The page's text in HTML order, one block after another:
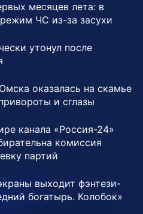
месяцев лета: в
ЧС из-за засухи
утонул после
оказалась на скамье
и сглазы
канала «Россия-24»
комиссия
партий
выходит фэнтези-
богатырь. Колобок»